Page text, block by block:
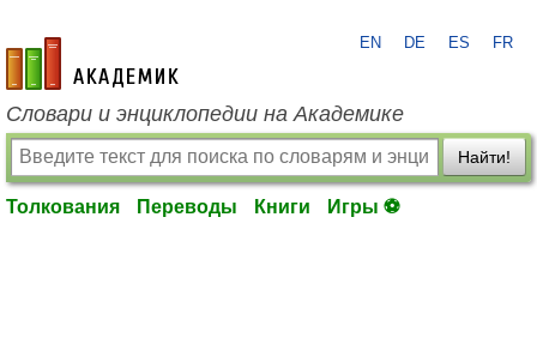
academic.ru
EN DE ES FR
Словари и энциклопедии на Академике
Найти!
Толкования Переводы Книги Игры ⚽